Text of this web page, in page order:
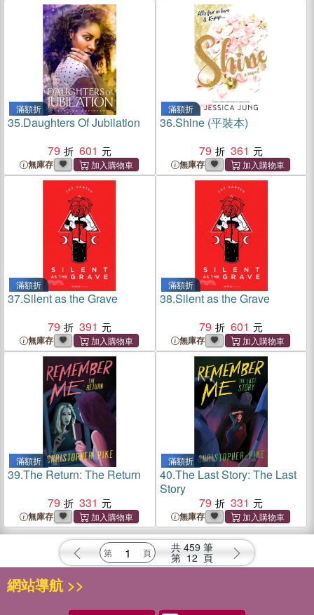
滿額折
35.Daughters Of Jubilation
79
601
無庫存
滿額折
36.Shine (平裝本)
79
361
無庫存
滿額折
37.Silent as the Grave
79
391
無庫存
滿額折
38.Silent as the Grave
79
601
無庫存
滿額折
39.The Return: The Return
79
331
無庫存
滿額折
40.The Last Story: The Last
Story
79
331
無庫存
共 459 筆
第 12 頁
網站導航 >>